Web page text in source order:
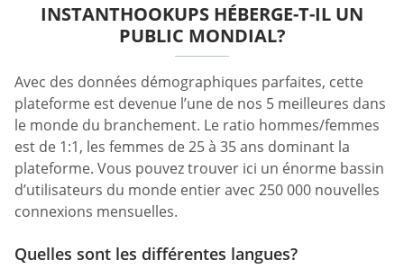
INSTANTHOOKUPS HÉBERGE-T-IL UN
PUBLIC MONDIAL?
Avec des données démographiques parfaites, cette
plateforme est devenue l’une de nos 5 meilleures dans
le monde du branchement. Le ratio hommes/femmes
est de 1:1, les femmes de 25 à 35 ans dominant la
plateforme. Vous pouvez trouver ici un énorme bassin
d’utilisateurs du monde entier avec 250 000 nouvelles
connexions mensuelles.
Quelles sont les différentes langues?